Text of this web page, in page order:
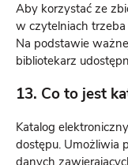
Aby korzystać ze
w czytelniach
Na podstawie
bibliotekarz
13. Co to jest
Katalog
dostępu. Umożliwia
danych